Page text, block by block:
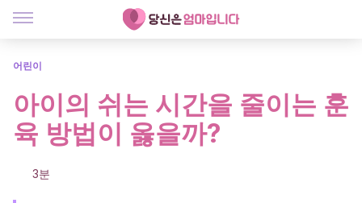
어린이
아이의 쉬는 시간을 줄이는 훈
육 방법이 옳을까?
3분